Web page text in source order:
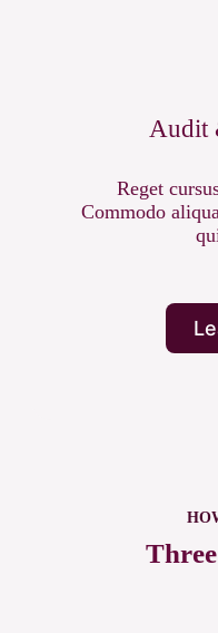
Audit
Reget
Commodo